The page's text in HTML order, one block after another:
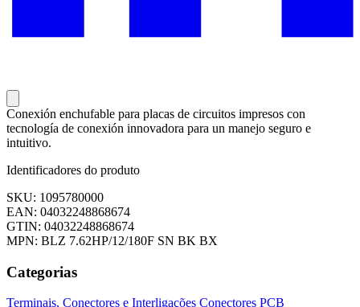
Conexión enchufable para placas de circuitos impresos con
tecnología de conexión innovadora para un manejo seguro e
intuitivo.
Identificadores do produto
SKU: 1095780000
EAN: 04032248868674
GTIN: 04032248868674
MPN: BLZ 7.62HP/12/180F SN BK BX
Categorias
Terminais, Conectores e Interligações Conectores PCB